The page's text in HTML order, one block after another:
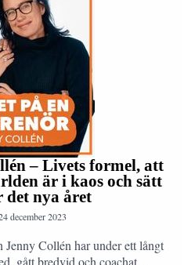
– Livets formel, att
är i kaos och sätt
det nya året
december 2023
Jenny Collén har under ett långt
gått bredvid och coachat